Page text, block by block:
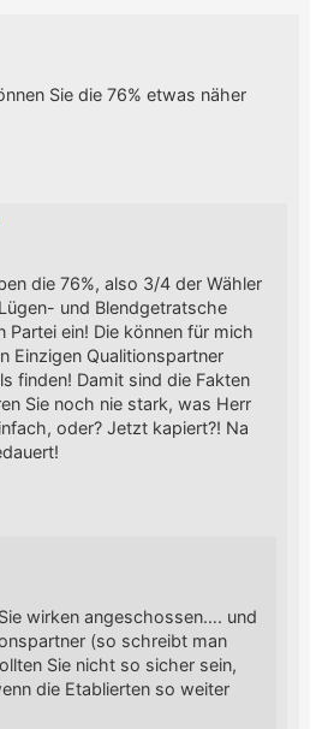
Sie die 76% etwas näher
die 76%, also 3/4 der Wähler
und Blendgetratsche
Partei ein! Die können für mich
Einzigen Qualitionspartner
finden! Damit sind die Fakten
Sie noch nie stark, was Herr
oder? Jetzt kapiert?! Na
wirken angeschossen…. und
(so schreibt man
Sie nicht so sicher sein,
die Etablierten so weiter